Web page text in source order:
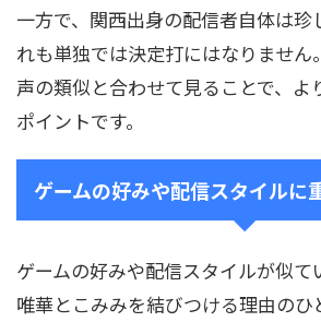
一方で、関西出身の配信者自体は珍
れも単独では決定打にはなりません。
声の類似と合わせて見ることで、よ
ポイントです。
ゲームの好みや配信スタイルに
ゲームの好みや配信スタイルが似て
唯華とこみみを結びつける理由のひ